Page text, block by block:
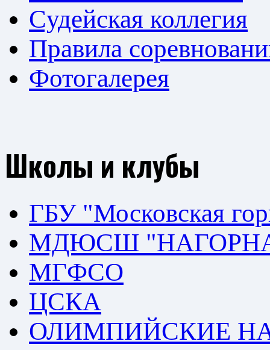
Cудейская коллегия
Правила
Фотогалерея
Школы и клубы
ГБУ "Московская
МДЮСШ
МГФСО
ЦСКА
ОЛИМПИЙСКИЕ